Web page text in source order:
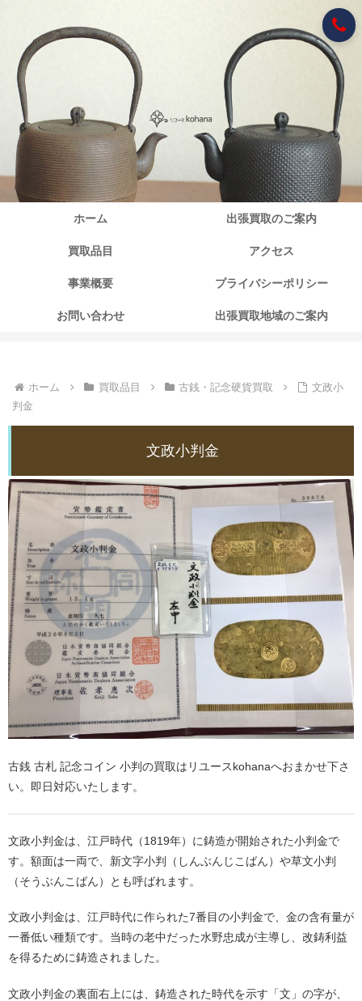
ホーム 出張買取のご案内
買取品目 アクセス
事業概要 プライバシーポリシー
お問い合わせ 出張買取地域のご案内
ホーム 買取品目 古銭・記念硬貨買取
文政小
判金
文政小判金
古銭 古札 記念コイン 小判の買取はリユースkohanaへおまかせ下さ
い。即日対応いたします。
文政小判金は、江戸時代（1819年）に鋳造が開始された小判金で
す。額面は一両で、新文字小判（しんぶんじこばん）や草文小判
（そうぶんこばん）とも呼ばれます。
文政小判金は、江戸時代に作られた7番目の小判金で、金の含有量が
一番低い種類です。当時の老中だった水野忠成が主導し、改鋳利益
を得るために鋳造されました。
文政小判金の裏面右上には、鋳造された時代を示す「文」の字が、